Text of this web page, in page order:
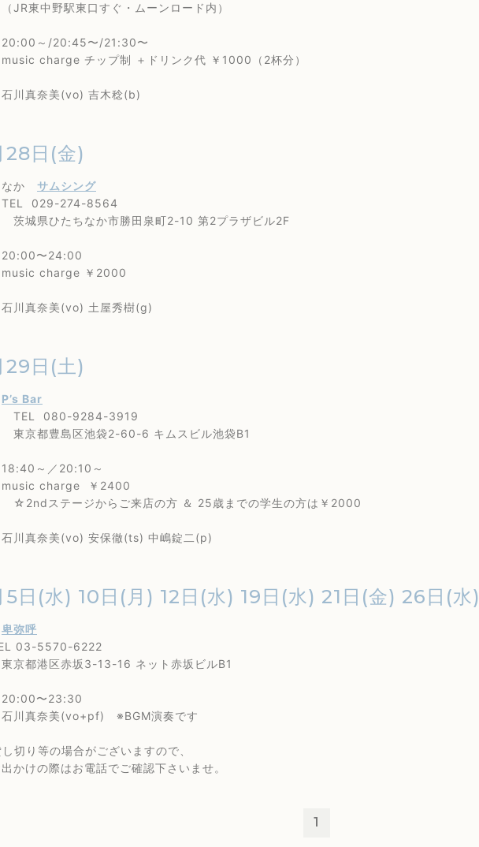
中野駅東口すぐ・ムーンロード内）
～/20:45〜/21:30〜
charge チップ制 ＋ドリンク代 ￥1000（2杯分）
真奈美(vo) 吉木稔(b)
28日(金)
なか サムシング
029-274-8564
ひたちなか市勝田泉町2-10 第2プラザビル2F
〜24:00
charge ￥2000
真奈美(vo) 土屋秀樹(g)
29日(土)
P’s Bar
080-9284-3919
豊島区池袋2-60-6 キムスビル池袋B1
～／20:10～
charge ￥2400
ステージからご来店の方 ＆ 25歳までの学生の方は￥2000
真奈美(vo) 安保徹(ts) 中嶋錠二(p)
5日(水) 10日(月) 12日(水) 19日(水) 21日(金) 26日(水)
卑弥呼
03-5570-6222
港区赤坂3-13-16 ネット赤坂ビルB1
〜23:30
真奈美(vo+pf) ※BGM演奏です
切り等の場合がございますので、
けの際はお電話でご確認下さいませ。
1